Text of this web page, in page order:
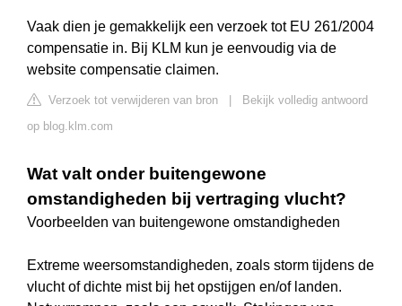
Vaak dien je gemakkelijk een verzoek tot EU 261/2004
compensatie in. Bij KLM kun je eenvoudig via de
website compensatie claimen.
Verzoek tot verwijderen van bron
Bekijk volledig antwoord
op blog.klm.com
Wat valt onder buitengewone
omstandigheden bij vertraging vlucht?
Voorbeelden van buitengewone omstandigheden
Extreme weersomstandigheden, zoals storm tijdens de
vlucht of dichte mist bij het opstijgen en/of landen.